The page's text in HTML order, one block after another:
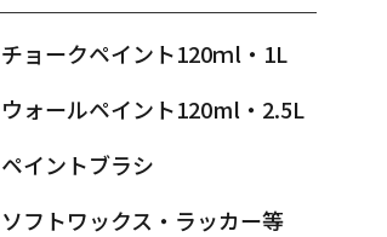
チョークペイント120ｍl・1L
ウォールペイント120ml・2.5L
ペイントブラシ
ソフトワックス・ラッカー等